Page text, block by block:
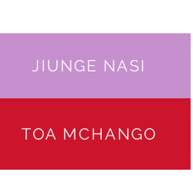
JIUNGE NASI
TOA MCHANGO